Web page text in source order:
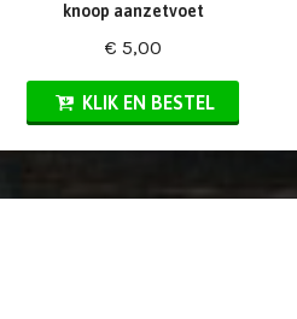
knoop aanzetvoet
€ 5,00
KLIK EN BESTEL